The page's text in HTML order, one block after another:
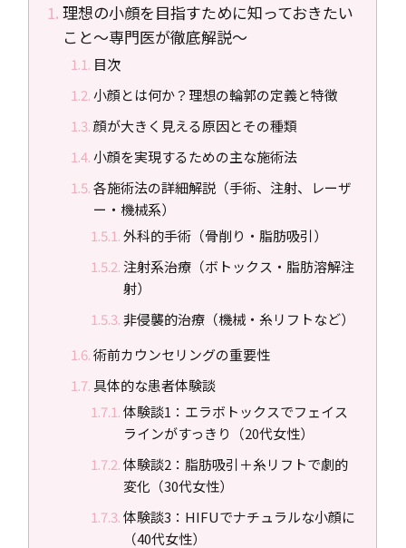
理想の小顔を目指すために知っておきたい
こと〜専門医が徹底解説〜
目次
小顔とは何か？理想の輪郭の定義と特徴
顔が大きく見える原因とその種類
小顔を実現するための主な施術法
各施術法の詳細解説（手術、注射、レーザ
ー・機械系）
外科的手術（骨削り・脂肪吸引）
注射系治療（ボトックス・脂肪溶解注
射）
非侵襲的治療（機械・糸リフトなど）
術前カウンセリングの重要性
具体的な患者体験談
体験談1：エラボトックスでフェイス
ラインがすっきり（20代女性）
体験談2：脂肪吸引＋糸リフトで劇的
変化（30代女性）
体験談3：HIFUでナチュラルな小顔に
（40代女性）